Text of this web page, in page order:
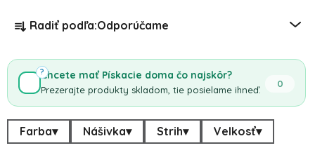
Radenie produktov
Radiť podľa:Odporúčame
Chcete mať Pískacie doma čo najskôr?
Prezerajte produkty skladom, tie posielame ihneď.
0
?
Farba▾ Nášivka▾ Strih▾ Velkosť▾